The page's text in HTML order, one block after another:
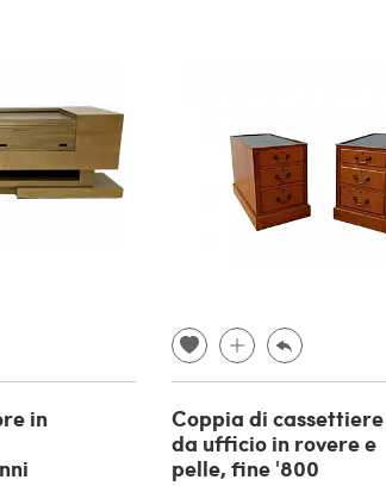
in
Coppia di cassettiere
da ufficio in rovere e
pelle, fine '800